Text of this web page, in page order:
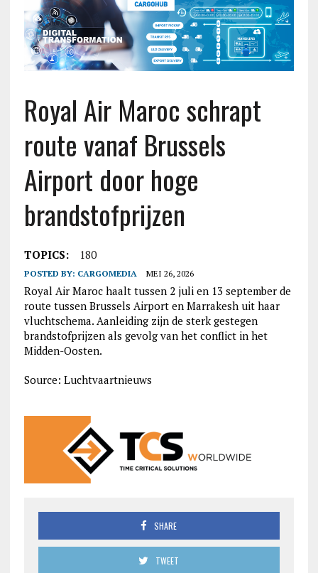
Royal Air Maroc schrapt
route vanaf Brussels
Airport door hoge
brandstofprijzen
TOPICS: 180
POSTED BY: CARGOMEDIA MEI 26, 2026
Royal Air Maroc haalt tussen 2 juli en 13 september de
route tussen Brussels Airport en Marrakesh uit haar
vluchtschema. Aanleiding zijn de sterk gestegen
brandstofprijzen als gevolg van het conflict in het
Midden-Oosten.
Source: Luchtvaartnieuws
SHARE
TWEET